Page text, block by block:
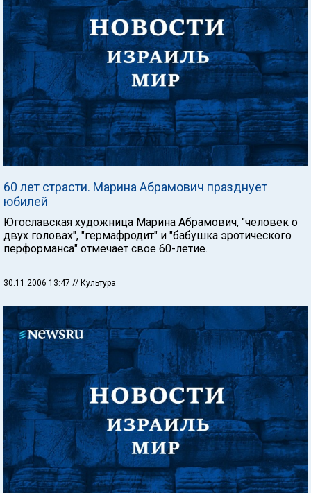
60 лет страсти. Марина Абрамович празднует
юбилей
Югославская художница Марина Абрамович, "человек о
двух головах", "гермафродит" и "бабушка эротического
перформанса" отмечает свое 60-летие.
30.11.2006 13:47 // Культура